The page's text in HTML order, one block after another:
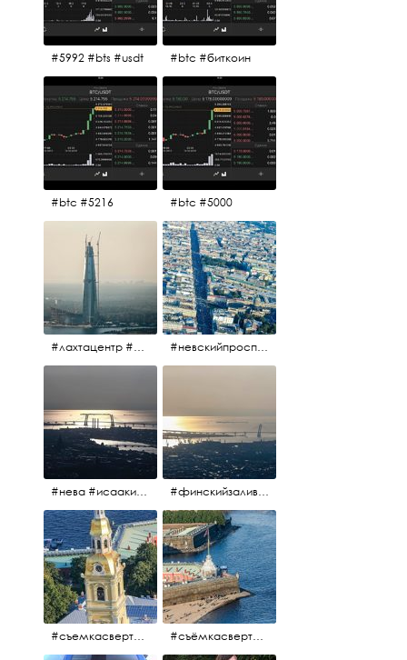
#5992 #bts #usdt #btc #биткоин
#btc #5216 #btc #5000
#лахтацентр #лахта #башнягазпром #газпром #башня #небоскрёбпитера #небоскрёб #финскийзалив #санктпетербург #невскийпроспект #центргорода #санктпетербург #осень2017 #когдапаришьнадгородом
#нева #исаакий #исаакиевскийсобор #нева #васильевскийостров #адмиралтейскийрайон #финскийзалив #дворцовыймост #небонадпитером #осень2017 #финскийзалив #маркизовалужа #нева
#съемкасвертолета #вертолёт #съёмкасвертолёта #петропавловскаякрепость #заячийостров #санктпетербург #съёмкасвертолёта #питер #петропавловскаякрепость #нева #осень2017